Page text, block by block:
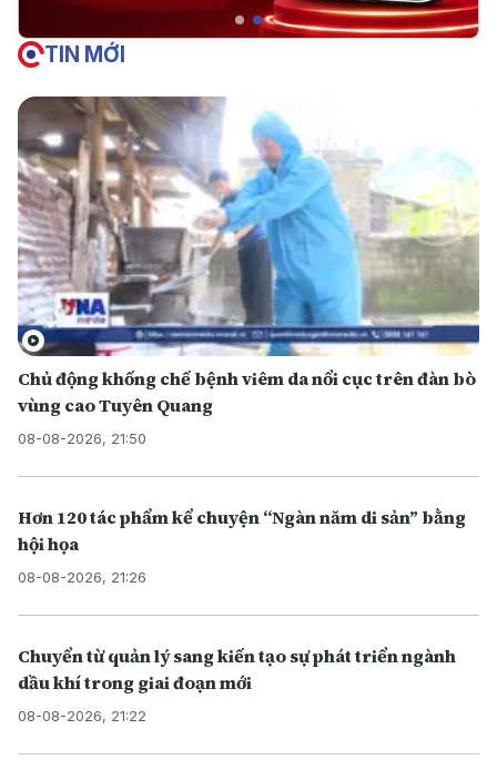
TIN MỚI
Chủ động khống chế bệnh viêm da nổi cục trên đàn bò
vùng cao Tuyên Quang
08-08-2026, 21:50
Hơn 120 tác phẩm kể chuyện “Ngàn năm di sản” bằng
hội họa
08-08-2026, 21:26
Chuyển từ quản lý sang kiến tạo sự phát triển ngành
dầu khí trong giai đoạn mới
08-08-2026, 21:22